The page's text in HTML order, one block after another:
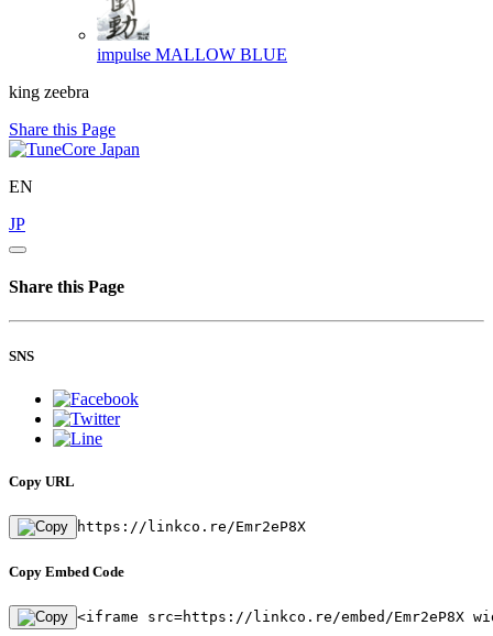
impulse MALLOW BLUE
king zeebra
Share this Page
EN
JP
Share this Page
SNS
Copy URL
https://linkco.re/Emr2eP8X
Copy Embed Code
<iframe src=https://linkco.re/embed/Emr2eP8X